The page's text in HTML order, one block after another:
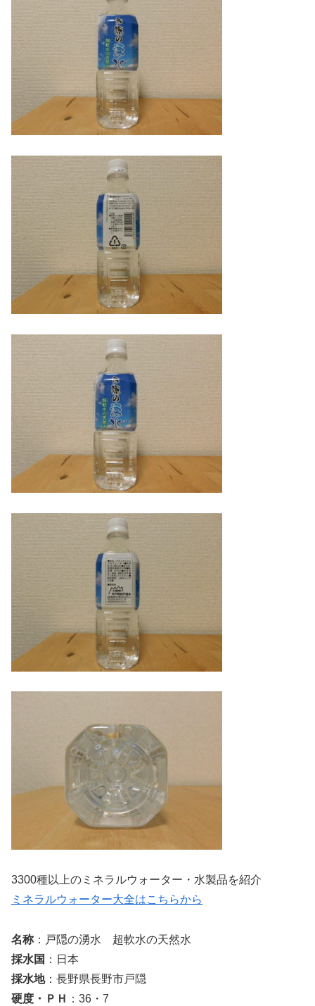
3300種以上のミネラルウォーター・水製品を紹介
ミネラルウォーター大全はこちらから
名称 ：戸隠の湧水 超軟水の天然水
採水国 ：日本
採水地：長野県長野市戸隠
硬度・ＰＨ ：36・7